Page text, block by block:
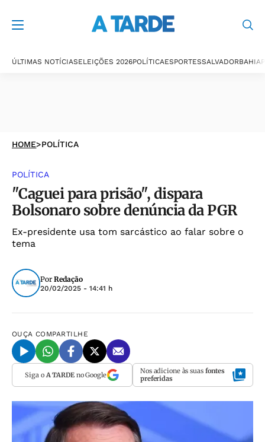
ÚLTIMAS NOTÍCIASELEIÇÕES 2026POLÍTICAESPORTESSALVADORBAHIA
HOME>POLÍTICA
POLÍTICA
"Caguei para prisão", dispara
Bolsonaro sobre denúncia da PGR
Ex-presidente usa tom sarcástico ao falar sobre o
tema
Por Redação
20/02/2025 - 14:41 h
OUÇA COMPARTILHE
Siga o A TARDEno Google Nos adicione às suas fontes
preferidas